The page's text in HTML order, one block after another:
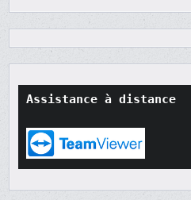
Assistance à distance